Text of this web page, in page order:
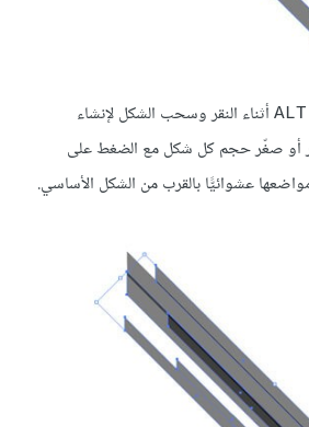
ALT أثناء النقر وسحب الشكل لإنشاء
أو صغّر حجم كل شكل مع الضغط على
عشوائيًّا بالقرب من الشكل الأساسي.